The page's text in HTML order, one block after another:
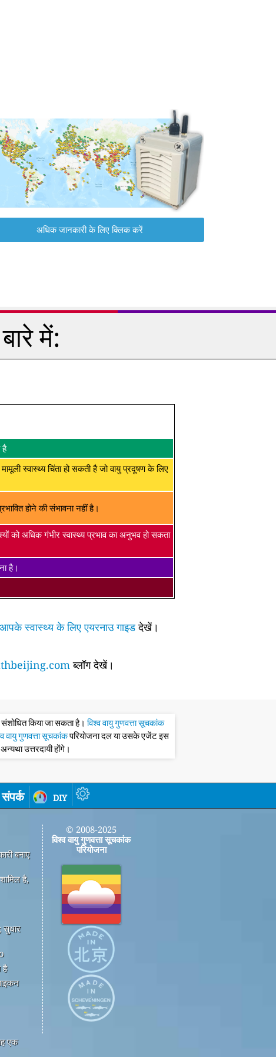
अधिक जानकारी के लिए क्लिक करें
में:
है
स्वास्थ्य चिंता हो सकती है जो वायु प्रदूषण के लिए
होने की संभावना नहीं है।
को अधिक गंभीर स्वास्थ्य प्रभाव का अनुभव हो सकता
है।
स्वास्थ्य के लिए एयरनाउ गाइडदेखें।
ब्लॉग देखें।
किया जा सकता है।विश्व वायु गुणवत्ता सूचकांक
वायु गुणवत्ता सूचकांकपरियोजना दल या उसके एजेंट इस
उत्तरदायी होंगे।
संपर्क diy
बनाए
है,
है
एक
© 2008-2025
विश्व वायु गुणवत्ता सूचकांक
परियोजना